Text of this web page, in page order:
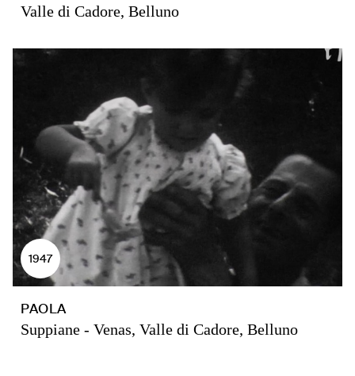
Valle di Cadore, Belluno
1947
PAOLA
Suppiane - Venas, Valle di Cadore, Belluno